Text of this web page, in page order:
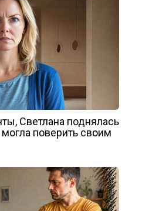
Светлана поднялась
могла поверить своим